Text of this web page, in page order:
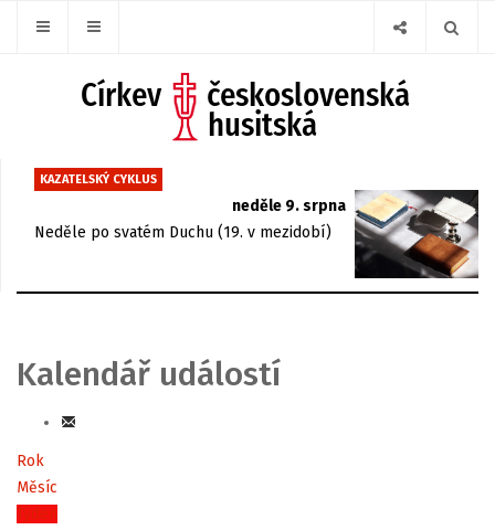
KAZATELSKÝ CYKLUS
neděle 9. srpna
Neděle po svatém Duchu (19. v mezidobí)
Kalendář událostí
Rok
Měsíc
Týden